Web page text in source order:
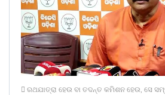
 ରଥଯାତ୍ରା ହେଉ ବା ତଦନ୍ତ କମିଶନ ହେଉ, ସେ